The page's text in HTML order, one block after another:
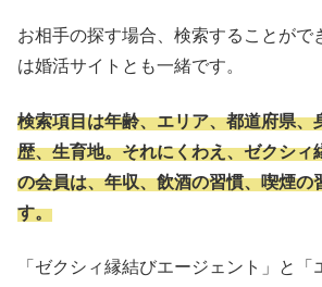
お相手の探す場合、検索することがで
は婚活サイトとも一緒です。
検索項目は年齢、エリア、都道府県、
歴、生育地。それにくわえ、ゼクシィ
の会員は、年収、飲酒の習慣、喫煙の
す。
「ゼクシィ縁結びエージェント」と